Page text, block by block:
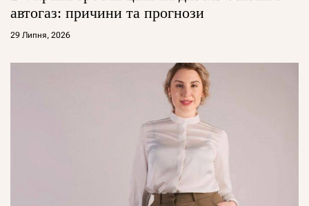
автогаз: причини та прогнози
29 Липня, 2026